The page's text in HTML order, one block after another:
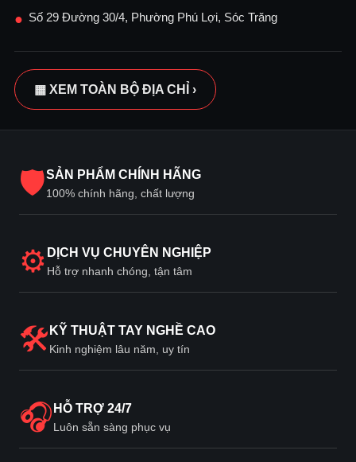
● Số 29 Đường 30/4, Phường Phú Lợi, Sóc Trăng
▦ XEM TOÀN BỘ ĐỊA CHỈ ›
🛡SẢN PHẨM CHÍNH HÃNG
100% chính hãng, chất lượng
⚙ DỊCH VỤ CHUYÊN NGHIỆP
Hỗ trợ nhanh chóng, tận tâm
🛠 KỸ THUẬT TAY NGHỀ CAO
Kinh nghiệm lâu năm, uy tín
🎧 HỖ TRỢ 24/7
Luôn sẵn sàng phục vụ